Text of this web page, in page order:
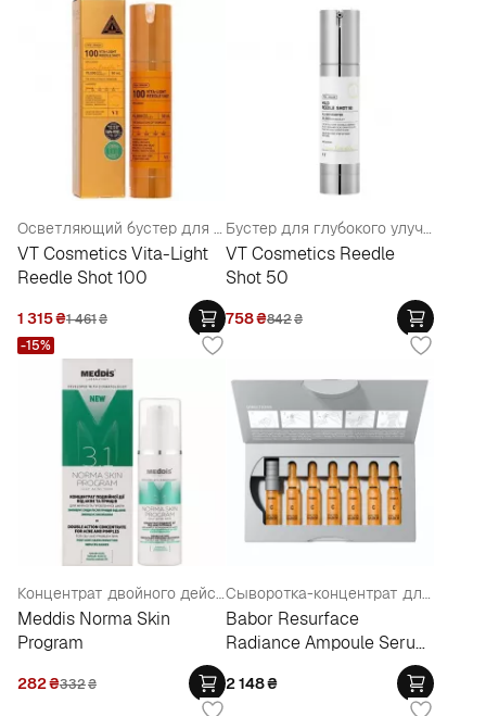
Осветляющий бустер для лица со спикулами
VT Cosmetics Vita-Light
Reedle Shot 100
1 315₴1 461₴
Бустер для глубокого улучшения текстуры кожи
VT Cosmetics Reedle
Shot 50
758₴842₴
Концентрат двойного действия от акне и прыщей
Meddis Norma Skin
Program
282₴332₴
-15%
Сыворотка-концентрат для лица 7 x 2 мл
Babor Resurface
Radiance Ampoule Serum
2 148₴